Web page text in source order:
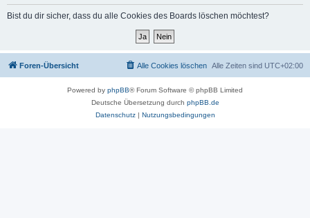
Bist du dir sicher, dass du alle Cookies des Boards löschen möchtest?
Foren-Übersicht Alle Zeiten sind UTC+02:00
Alle Cookies löschen
Powered by phpBB® Forum Software © phpBB Limited
Deutsche Übersetzung durch phpBB.de
Datenschutz| Nutzungsbedingungen